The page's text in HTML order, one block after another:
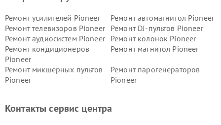
Ремонт усилителей Pioneer
Ремонт автомагнитол Pioneer
Ремонт телевизоров Pioneer
Ремонт DJ-пультов Pioneer
Ремонт аудиосистем Pioneer
Ремонт колонок Pioneer
Ремонт кондиционеров
Pioneer
Ремонт магнитол Pioneer
Ремонт микшерных пультов
Pioneer
Ремонт парогенераторов
Pioneer
Контакты сервис центра